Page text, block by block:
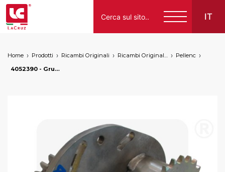
IT
Italiano
Home Prodotti Ricambi Originali Ricambi Originali Nuovo
Pellenc
4052390 - Gruppo trasmissione vinit, markets: []string{"A", "B", "HU"}